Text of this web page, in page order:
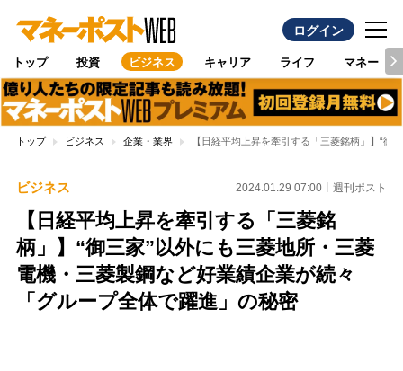
ログイン
トップ 投資 ビジネス キャリア ライフ マネー
トップ ビジネス 企業・業界 【日経平均上昇を牽引する「三菱銘柄」】“
ビジネス 2024.01.29 07:00 週刊ポスト
【日経平均上昇を牽引する「三菱銘
柄」】“御三家”以外にも三菱地所・三菱
電機・三菱製鋼など好業績企業が続々
「グループ全体で躍進」の秘密